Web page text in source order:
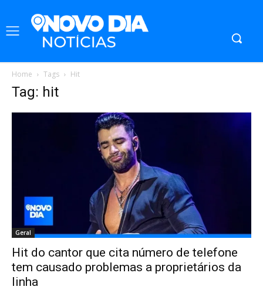
Home Tags Hit
Tag: hit
Geral
Hit do cantor que cita número de telefone
tem causado problemas a proprietários da
linha